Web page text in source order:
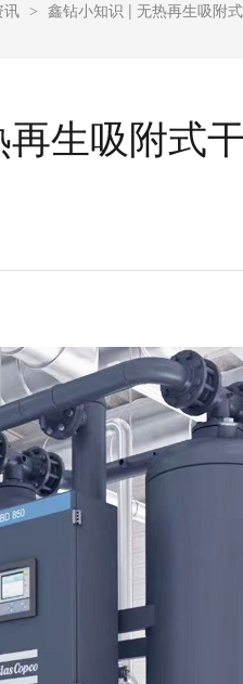
讯 > 鑫钻小知识 | 无热再生吸附
生吸附式